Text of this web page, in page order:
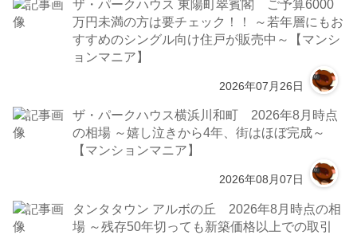
ザ・パークハウス 東陽町翠賓閣 ご予算6000
万円未満の方は要チェック！！ ～若年層にもお
すすめのシングル向け住戸が販売中～【マンシ
ョンマニア】
2026年07月26日
ザ・パークハウス横浜川和町 2026年8月時点
の相場 ～嬉し泣きから4年、街はほぼ完成～
【マンションマニア】
2026年08月07日
タンタタウン アルボの丘 2026年8月時点の相
場 ～残存50年切っても新築価格以上での取引